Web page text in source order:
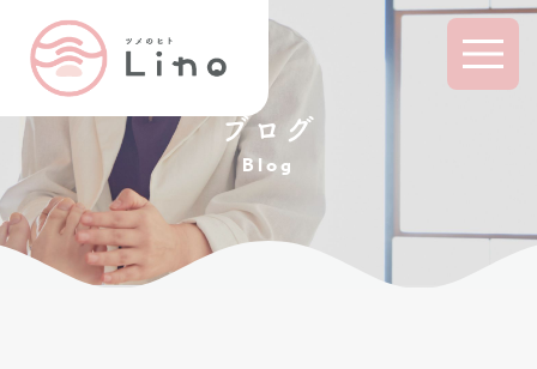
ブログ
Blog